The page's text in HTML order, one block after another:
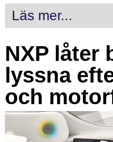
Läs mer...
NXP låter
lyssna
och